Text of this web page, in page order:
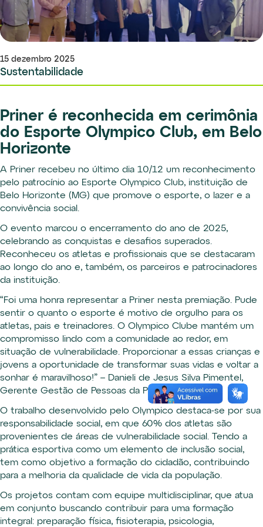
15 dezembro 2025
Sustentabilidade
Priner é reconhecida em cerimônia
do Esporte Olympico Club, em Belo
Horizonte
A Priner recebeu no último dia 10/12 um reconhecimento
pelo patrocínio ao Esporte Olympico Club, instituição de
Belo Horizonte (MG) que promove o esporte, o lazer e a
convivência social.
O evento marcou o encerramento do ano de 2025,
celebrando as conquistas e desafios superados.
Reconheceu os atletas e profissionais que se destacaram
ao longo do ano e, também, os parceiros e patrocinadores
da instituição.
“Foi uma honra representar a Priner nesta premiação. Pude
sentir o quanto o esporte é motivo de orgulho para os
atletas, pais e treinadores. O Olympico Clube mantém um
compromisso lindo com a comunidade ao redor, em
situação de vulnerabilidade. Proporcionar a essas crianças e
jovens a oportunidade de transformar suas vidas e voltar a
sonhar é maravilhoso!” – Danieli de Jesus Silva Pimentel,
Gerente Gestão de Pessoas da Priner.
O trabalho desenvolvido pelo Olympico destaca-se por sua
responsabilidade social, em que 60% dos atletas são
provenientes de áreas de vulnerabilidade social. Tendo a
prática esportiva como um elemento de inclusão social,
tem como objetivo a formação do cidadão, contribuindo
para a melhoria da qualidade de vida da população.
Os projetos contam com equipe multidisciplinar, que atua
em conjunto buscando contribuir para uma formação
integral: preparação física, fisioterapia, psicologia,